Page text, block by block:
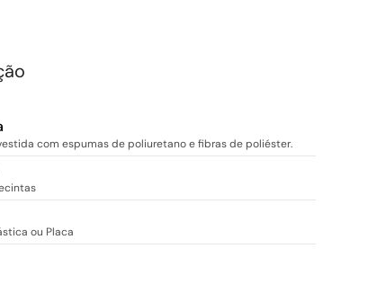
com espumas de poliuretano e fibras de poliéster.
ou Placa